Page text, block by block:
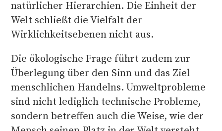
natürlicher Hierarchien. Die Einheit der
Welt schließt die Vielfalt der
Wirklichkeitsebenen nicht aus.
Die ökologische Frage führt zudem zur
Überlegung über den Sinn und das Ziel
menschlichen Handelns. Umweltprobleme
sind nicht lediglich technische Probleme,
sondern betreffen auch die Weise, wie der